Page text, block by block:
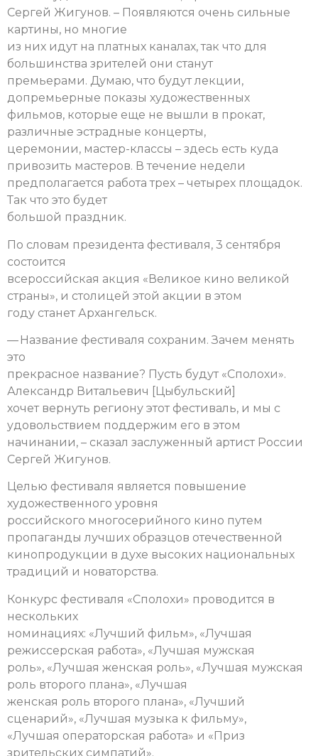
Сергей Жигунов. – Появляются очень сильные
картины, но многие
из них идут на платных каналах, так что для
большинства зрителей они станут
премьерами. Думаю, что будут лекции,
допремьерные показы художественных
фильмов, которые еще не вышли в прокат,
различные эстрадные концерты,
церемонии, мастер-классы – здесь есть куда
привозить мастеров. В течение недели
предполагается работа трех – четырех площадок.
Так что это будет
большой праздник.
По словам президента фестиваля, 3 сентября
состоится
всероссийская акция «Великое кино великой
страны», и столицей этой акции в этом
году станет Архангельск.
— Название фестиваля сохраним. Зачем менять
это
прекрасное название? Пусть будут «Сполохи».
Александр Витальевич [Цыбульский]
хочет вернуть региону этот фестиваль, и мы с
удовольствием поддержим его в этом
начинании, – сказал заслуженный артист России
Сергей Жигунов.
Целью фестиваля является повышение
художественного уровня
российского многосерийного кино путем
пропаганды лучших образцов отечественной
кинопродукции в духе высоких национальных
традиций и новаторства.
Конкурс фестиваля «Сполохи» проводится в
нескольких
номинациях: «Лучший фильм», «Лучшая
режиссерская работа», «Лучшая мужская
роль», «Лучшая женская роль», «Лучшая мужская
роль второго плана», «Лучшая
женская роль второго плана», «Лучший
сценарий», «Лучшая музыка к фильму»,
«Лучшая операторская работа» и «Приз
зрительских симпатий».